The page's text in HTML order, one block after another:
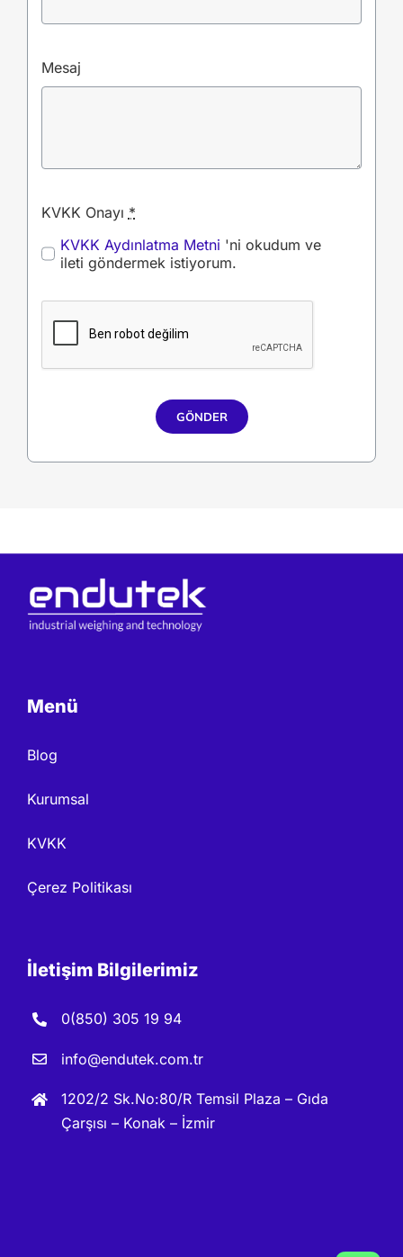
Mesaj
KVKK Onayı *
KVKK Aydınlatma Metni 'ni okudum ve
ileti göndermek istiyorum.
GÖNDER
Menü
Blog
Kurumsal
KVKK
Çerez Politikası
İletişim Bilgilerimiz
0(850) 305 19 94
info@endutek.com.tr
1202/2 Sk.No:80/R Temsil Plaza – Gıda
Çarşısı – Konak – İzmir